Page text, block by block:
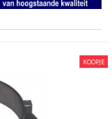
KOOPJE